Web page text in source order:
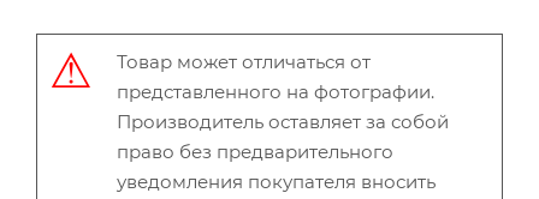
Товар может отличаться от
представленного на фотографии.
Производитель оставляет за собой
право без предварительного
уведомления покупателя вносить